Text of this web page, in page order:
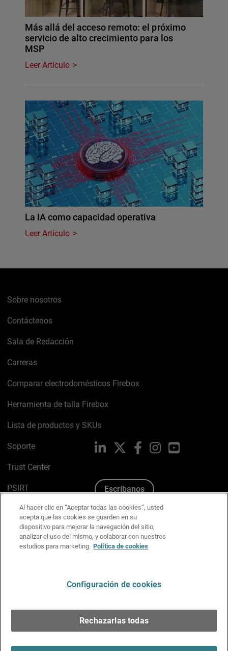
Más allá del acceso remoto: el próximo
servicio de alto crecimiento para los
MSP
Leer Artículo
La IA como capacidad operativa
Leer Artículo
Sobre nosotros
Contáctenos
Sala de Redacción
Carreras
Comparar electrodomésticos Firebox
Herramienta de talla Firebox
Lista de productos y SKUs
Soporte
Trust Center
PSIRT
Política de cookies
Política de privacidad
Kit de medios y marca
LinkedIn FacebookInstagramYouTube
Escríbanos
Al hacer clic en “Aceptar todas las cookies”, usted
acepta que las cookies se guarden en su
dispositivo para mejorar la navegación del sitio,
analizar el uso del mismo, y colaborar con nuestros
estudios para marketing. Política de cookies
Configuración de cookies
Rechazarlas todas